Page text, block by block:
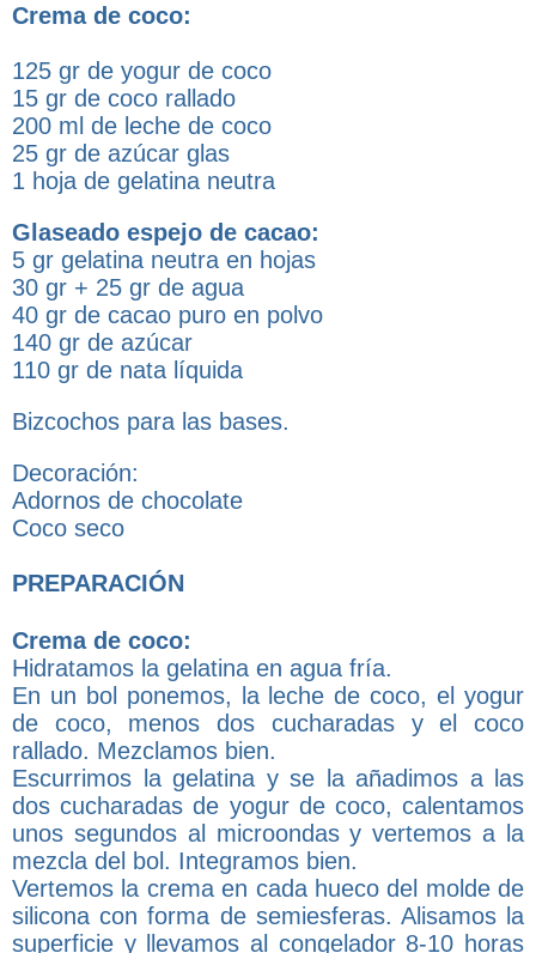
Crema de coco:
125 gr de yogur de coco
15 gr de coco rallado
200 ml de leche de coco
25 gr de azúcar glas
1 hoja de gelatina neutra
Glaseado espejo de cacao:
5 gr gelatina neutra en hojas
30 gr + 25 gr de agua
40 gr de cacao puro en polvo
140 gr de azúcar
110 gr de nata líquida
Bizcochos para las bases.
Decoración:
Adornos de chocolate
Coco seco
PREPARACIÓN
Crema de coco:
Hidratamos la gelatina en agua fría.
En un bol ponemos, la leche de coco, el yogur
de coco, menos dos cucharadas y el coco
rallado. Mezclamos bien.
Escurrimos la gelatina y se la añadimos a las
dos cucharadas de yogur de coco, calentamos
unos segundos al microondas y vertemos a la
mezcla del bol. Integramos bien.
Vertemos la crema en cada hueco del molde de
silicona con forma de semiesferas. Alisamos la
superficie y llevamos al congelador 8-10 horas